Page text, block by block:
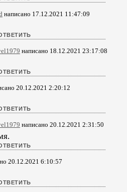
написано 17.12.2021 11:47:09
написано 18.12.2021 23:17:08
20.12.2021 2:20:12
написано 20.12.2021 2:31:50
20.12.2021 6:10:57